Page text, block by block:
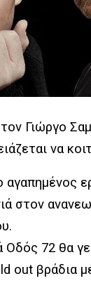
Γιώργο
να
στον
72 θα
out βράδια